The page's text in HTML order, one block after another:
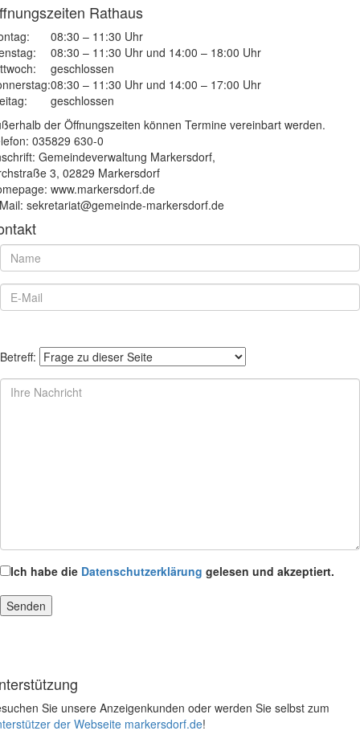
Rathaus
08:30 – 11:30 Uhr
08:30 – 11:30 Uhr und 14:00 – 18:00 Uhr
geschlossen
08:30 – 11:30 Uhr und 14:00 – 17:00 Uhr
geschlossen
der Öffnungszeiten können Termine vereinbart werden.
035829 630-0
Gemeindeverwaltung Markersdorf,
3, 02829 Markersdorf
www.markersdorf.de
sekretariat@gemeinde-markersdorf.de
Betreff:
Ich habe die Datenschutzerklärung gelesen und akzeptiert.
Sie unsere Anzeigenkunden oder werden Sie selbst zum
der Webseite markersdorf.de!